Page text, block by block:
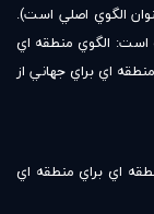
الگوي اصلي است).
الگوي منطقه اي
اي براي جهاني از
اي براي منطقه اي